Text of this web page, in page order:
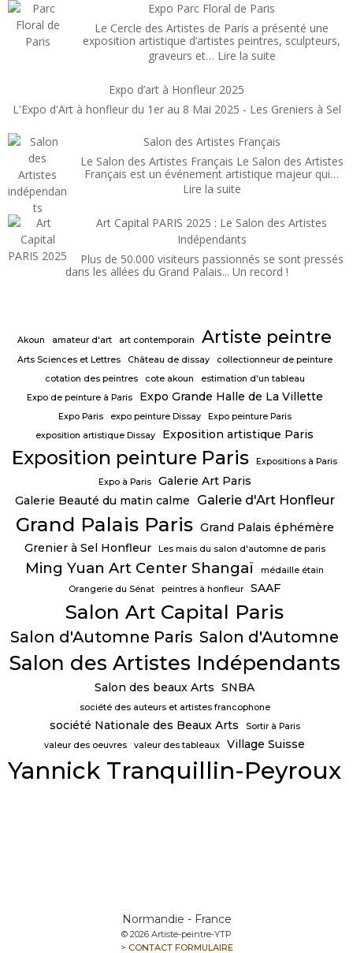
d’automne
Paris
2025
Expo Parc Floral de Paris
Le Cercle des Artistes de Paris a présenté une
exposition artistique d’artistes peintres, sculpteurs,
graveurs et… Lire la suite:
Floral
Paris
Expo d’art à Honfleur 2025
L'Expo d'Art à honfleur du 1er au 8 Mai 2025 - Les Greniers à Sel
Salon des Artistes Français
Le Salon des Artistes Français Le Salon des Artistes
Français est un événement artistique majeur qui…
Lire la suite:
des
Artistes
Français
Art Capital PARIS 2025 : Le Salon des Artistes
Indépendants
Plus de 50.000 visiteurs passionnés se sont pressés
dans les allées du Grand Palais... Un record !
Akoun amateur d'art art contemporain Artiste peintre
Arts Sciences et Lettres Château de dissay
collectionneur de peinture
cotation des peintres
cote akoun
estimation d'un tableau
Expo de peinture à Paris
Expo Grande Halle de La Villette
Expo Paris expo peinture Dissay
Expo peinture Paris
exposition artistique Dissay
Exposition artistique Paris
Exposition peinture Paris
Expositions à Paris
Expo à Paris
Galerie Art Paris
Galerie Beauté du matin calme
Galerie d'Art Honfleur
Grand Palais Paris Grand Palais éphémère
Grenier à Sel Honfleur
Les mais du salon d'automne de paris
Ming Yuan Art Center Shangaï
médaille étain
Orangerie du Sénat
peintres à honfleur SAAF
Salon Art Capital Paris
Salon d'Automne Paris Salon d'Automne
Salon des Artistes Indépendants
Salon des beaux Arts SNBA
société des auteurs et artistes francophone
société Nationale des Beaux Arts
Sortir à Paris
valeur des oeuvres
valeur des tableaux Village Suisse
Yannick Tranquillin-Peyroux
Normandie - France
© 2026 Artiste-peintre-YTP
> CONTACT FORMULAIRE